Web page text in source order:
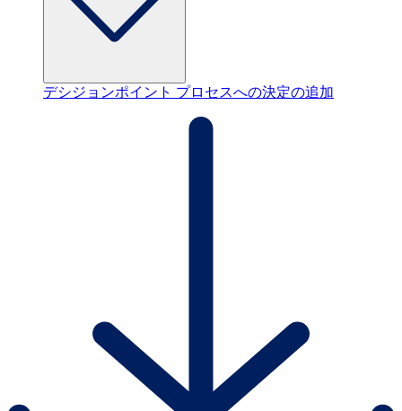
デシジョンポイント プロセスへの決定の追加